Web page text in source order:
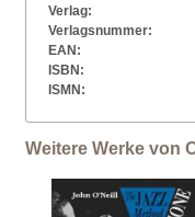
Verlag:
Verlagsnummer:
EAN:
ISBN:
ISMN:
Weitere Werke von